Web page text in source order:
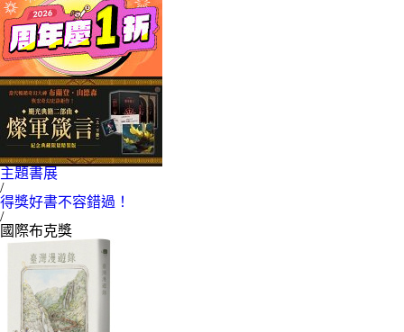
主題書展
/
得獎好書不容錯過！
/
國際布克獎